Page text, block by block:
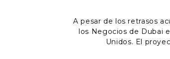
A pesar de los retrasos
los Negocios de Dubai
Unidos. El